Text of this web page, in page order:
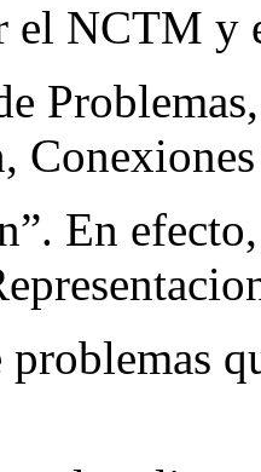
el NCTM y
En